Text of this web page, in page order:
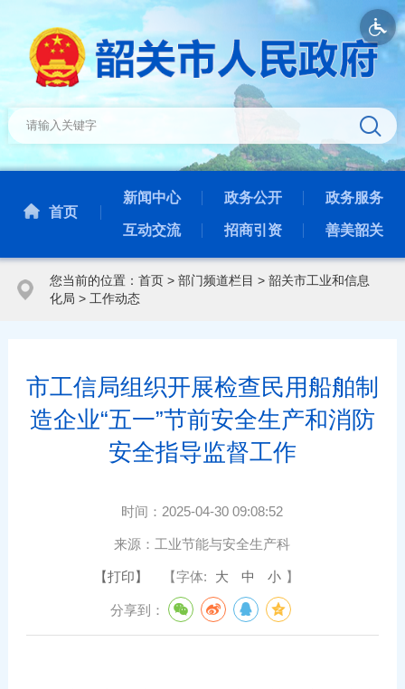
首页
新闻中心 政务公开 政务服务
互动交流 招商引资 善美韶关
您当前的位置： 首页> 部门频道栏目 > 韶关市工业和信息
化局 > 工作动态
市工信局组织开展检查民用船舶制
造企业“五一”节前安全生产和消防
安全指导监督工作
时间： 2025-04-30 09:08:52
来源： 工业节能与安全生产科
【打印】 【字体: 大 中 小 】
分享到：